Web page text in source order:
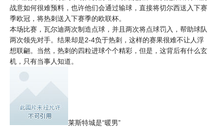
战意如何很难预料，也许他们会通过输球，直接将切尔西送入下赛
季欧冠，将热刺送入下赛季的欧联杯。
本场比赛，瓦尔迪两次制造点球，并且两次将点球罚入，帮助球队
两次领先对手。结果却是2-4负于热刺，这样的赛果很难不让人浮
想联翩。当然，热刺的四粒进球个个精彩，但是，这背后有什么玄
机，只有当事人知道。
莱斯特城是“暖男”